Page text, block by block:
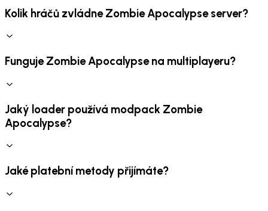
Kolik hráčů zvládne Zombie Apocalypse server?
Funguje Zombie Apocalypse na multiplayeru?
Jaký loader používá modpack Zombie
Apocalypse?
Jaké platební metody přijímáte?